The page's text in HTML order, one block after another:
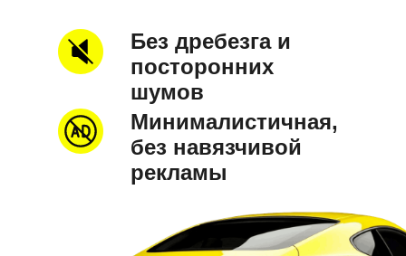
Минималистичная,
без навязчивой
рекламы
Без дребезга и
посторонних
шумов